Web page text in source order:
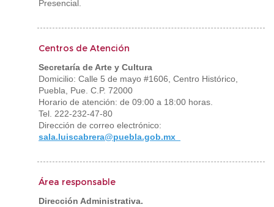
Presencial.
Centros de Atención
Secretaría de Arte y Cultura
Domicilio: Calle 5 de mayo #1606, Centro Histórico,
Puebla, Pue. C.P. 72000
Horario de atención: de 09:00 a 18:00 horas.
Tel. 222-232-47-80
Dirección de correo electrónico:
sala.luiscabrera@puebla.gob.mx
Área responsable
Dirección Administrativa.